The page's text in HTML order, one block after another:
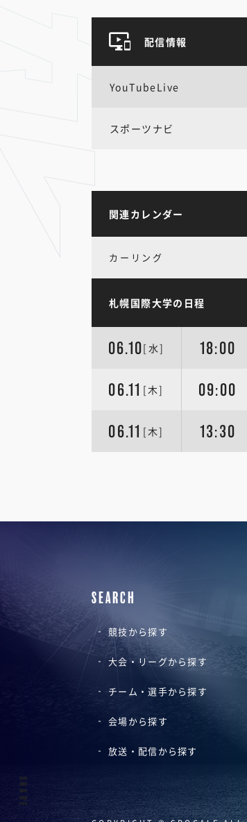
配信情報
YouTubeLive
スポーツナビ
関連カレンダー
カーリング
札幌国際大学の日程
06.10[水] 18:00
06.11 [木] 09:00
06.11 [木] 13:30
SEARCH
競技から探す
大会・リーグから探す
チーム・選手から探す
会場から探す
放送・配信から探す
SHARE